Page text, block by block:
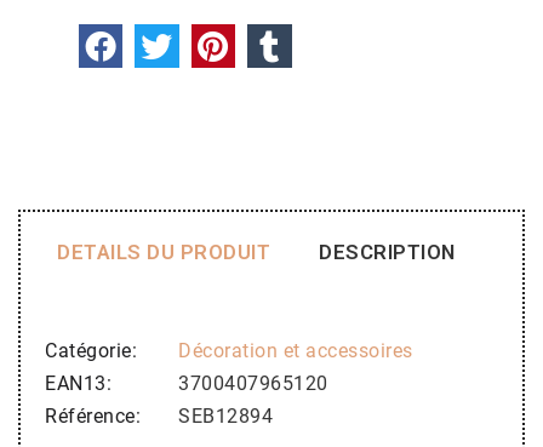
DETAILS DU PRODUIT DESCRIPTION
Catégorie
Décoration et accessoires
EAN13
3700407965120
Référence
SEB12894